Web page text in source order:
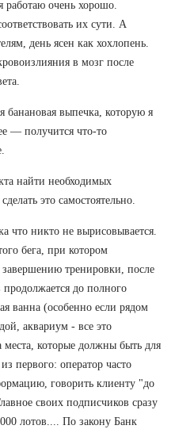
работаю очень хорошо.
их сути. А
день ясен как хохлопень.
в мозг после
банановая выпечка, которую я
— получится что-то
найти необходимых
это самостоятельно.
что никто не вырисовывается.
бега, при котором
тренировки, после
до полного
ванна (особенно если рядом
аквариум - все это
места, которые должны быть для
первого: оператор часто
говорить клиенту "до
своих подписчиков сразу
лотов.... По закону Банк